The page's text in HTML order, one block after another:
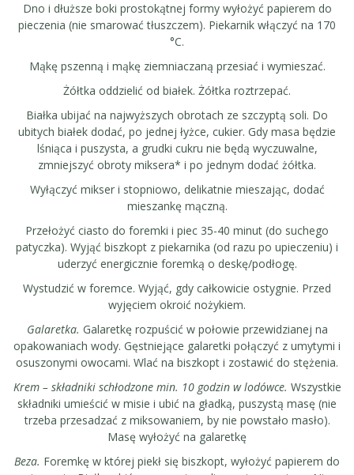
Dno i dłuższe boki prostokątnej formy wyłożyć papierem do
pieczenia (nie smarować tłuszczem). Piekarnik włączyć na 170
°C.
Mąkę pszenną i mąkę ziemniaczaną przesiać i wymieszać.
Żółtka oddzielić od białek. Żółtka roztrzepać.
Białka ubijać na najwyższych obrotach ze szczyptą soli. Do
ubitych białek dodać, po jednej łyżce, cukier. Gdy masa będzie
lśniąca i puszysta, a grudki cukru nie będą wyczuwalne,
zmniejszyć obroty miksera* i po jednym dodać żółtka.
Wyłączyć mikser i stopniowo, delikatnie mieszając, dodać
mieszankę mączną.
Przełożyć ciasto do foremki i piec 35-40 minut (do suchego
patyczka). Wyjąć biszkopt z piekarnika (od razu po upieczeniu) i
uderzyć energicznie foremką o deskę/podłogę.
Wystudzić w foremce. Wyjąć, gdy całkowicie ostygnie. Przed
wyjęciem okroić nożykiem.
Galaretka. Galaretkę rozpuścić w połowie przewidzianej na
opakowaniach wody. Gęstniejące galaretki połączyć z umytymi i
osuszonymi owocami. Wlać na biszkopt i zostawić do stężenia.
Krem – składniki schłodzone min. 10 godzin w lodówce. Wszystkie
składniki umieścić w misie i ubić na gładką, puszystą masę (nie
trzeba przesadzać z miksowaniem, by nie powstało masło).
Masę wyłożyć na galaretkę
Beza. Foremkę w której piekł się biszkopt, wyłożyć papierem do